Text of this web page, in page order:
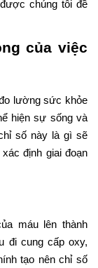
chúng tôi đề
của việc
lường sức khỏe
hiện sự sống và
số này là gì sẽ
định giai đoạn
máu lên thành
đi cung cấp oxy,
tạo nên chỉ số